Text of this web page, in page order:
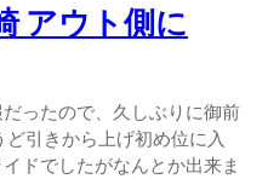
アウト側に
ったので、久しぶりに御前
引きから上げ初め位に入
ドでしたがなんとか出来ま